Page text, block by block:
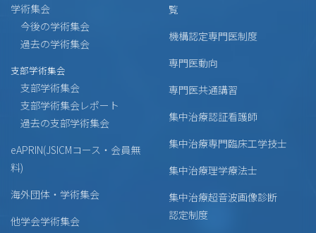
学術集会
今後の学術集会
過去の学術集会
支部学術集会
支部学術集会
支部学術集会レポート
過去の支部学術集会
eAPRIN(JSICMコース・会員無
料)
海外団体・学術集会
他学会学術集会
覧
機構認定専門医制度
専門医動向
専門医共通講習
集中治療認証看護師
集中治療専門臨床工学技士
集中治療理学療法士
集中治療超音波画像診断
認定制度